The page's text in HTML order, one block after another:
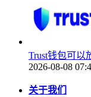
Trust钱包可以
2026-08-08
关于我们